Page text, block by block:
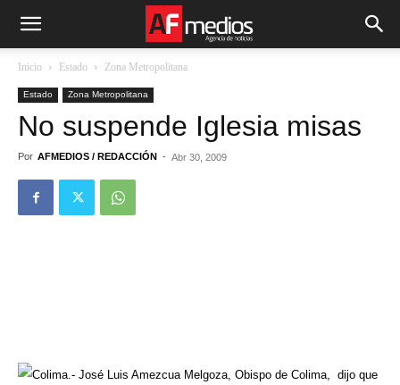
Inicio Estado Zona Metropolitana
Estado Zona Metropolitana
No suspende Iglesia misas
Por AFMEDIOS / REDACCIÓN - Abr 30, 2009
Colima.- José Luis Amezcua Melgoza, Obispo de Colima, dijo que